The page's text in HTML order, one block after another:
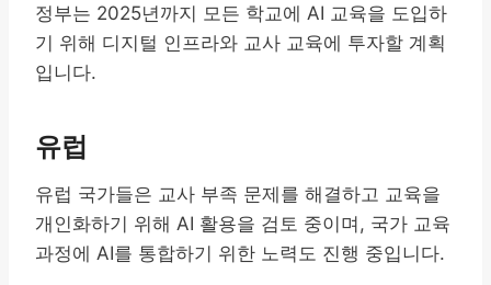
정부는 2025년까지 모든 학교에 AI 교육을 도입하
기 위해 디지털 인프라와 교사 교육에 투자할 계획
입니다.
유럽
유럽 국가들은 교사 부족 문제를 해결하고 교육을
개인화하기 위해 AI 활용을 검토 중이며, 국가 교육
과정에 AI를 통합하기 위한 노력도 진행 중입니다.